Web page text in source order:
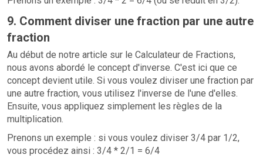
9. Comment diviser une fraction par une autre
fraction
Au début de notre article sur le Calculateur de Fractions,
nous avons abordé le concept d'inverse. C'est ici que ce
concept devient utile. Si vous voulez diviser une fraction par
une autre fraction, vous utilisez l'inverse de l'une d'elles.
Ensuite, vous appliquez simplement les règles de la
multiplication.
Prenons un exemple : si vous voulez diviser 3/4 par 1/2,
vous procédez ainsi : 3/4 * 2/1 = 6/4